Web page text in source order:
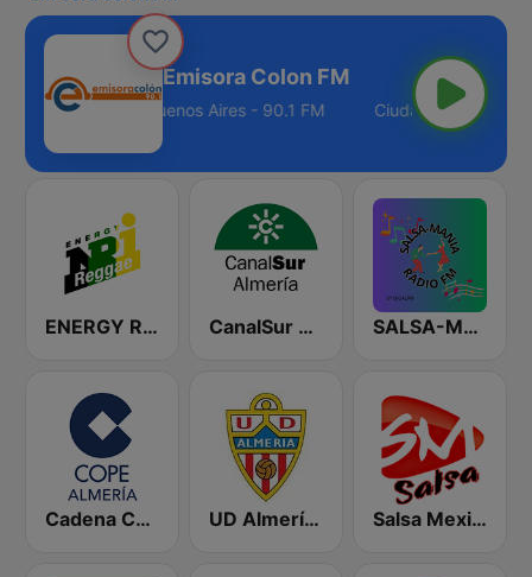
Emisora Colon FM
Autónoma de Buenos Aires - 90.1 FM
ENERGY Reggae CanalSur Radio Almería SALSA-MANIA RADIO FM
Cadena COPE Almería UD Almería Radio Salsa Mexico